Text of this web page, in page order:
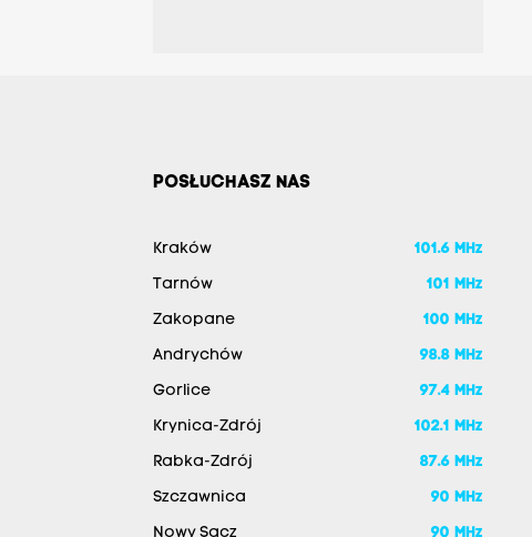
POSŁUCHASZ NAS
Kraków 101.6 MHz
Tarnów 101 MHz
Zakopane 100 MHz
Andrychów 98.8 MHz
Gorlice 97.4 MHz
Krynica-Zdrój 102.1 MHz
Rabka-Zdrój 87.6 MHz
Szczawnica 90 MHz
Nowy Sącz 90 MHz